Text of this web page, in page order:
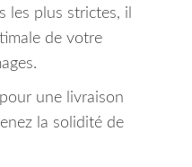
les plus strictes, il
de votre
une livraison
la solidité de